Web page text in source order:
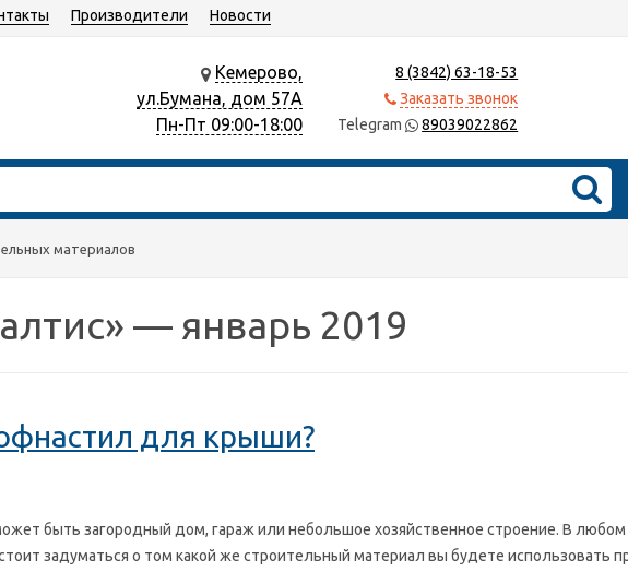
Производители Новости
Кемерово,
ул.Бумана, дом 57А
Пн-Пт 09:00-18:00
8 (3842) 63-18-53
Заказать звонок
Telegram
89039022862
материалов
— январь 2019
для крыши?
быть загородный дом, гараж или небольшое хозяйственное строение. В любом
задуматься о том какой же строительный материал вы будете использовать